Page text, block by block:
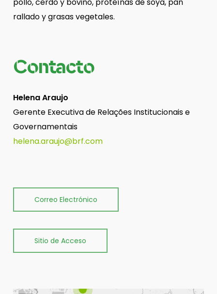
pollo, cerdo y bovino, proteínas de soya, pan
rallado y grasas vegetales.
Contacto
Helena Araujo
Gerente Executiva de Relações Institucionais e
Governamentais
helena.araujo@brf.com
Correo Electrónico
Sitio de Acceso